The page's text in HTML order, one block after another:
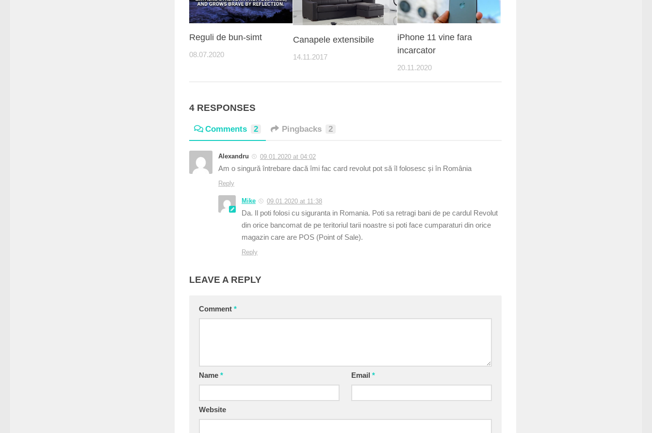
Reguli de bun-simt
08.07.2020
Canapele extensibile
14.11.2017
iPhone 11 vine fara
incarcator
20.11.2020
4 RESPONSES
Comments 2 Pingbacks 2
Alexandru 09.01.2020 at 04:02
Am o singură întrebare dacă îmi fac card revolut pot să îl folosesc și în România
Reply
Mike 09.01.2020 at 11:38
Da. Il poti folosi cu siguranta in Romania. Poti sa retragi bani de pe cardul Revolut
din orice bancomat de pe teritoriul tarii noastre si poti face cumparaturi din orice
magazin care are POS (Point of Sale).
Reply
LEAVE A REPLY
Comment *
Name * Email*
Website